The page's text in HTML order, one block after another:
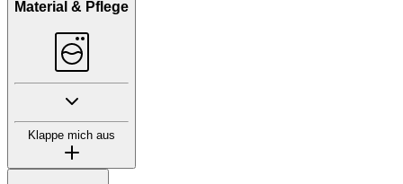
Material & Pflege
Klappe mich aus